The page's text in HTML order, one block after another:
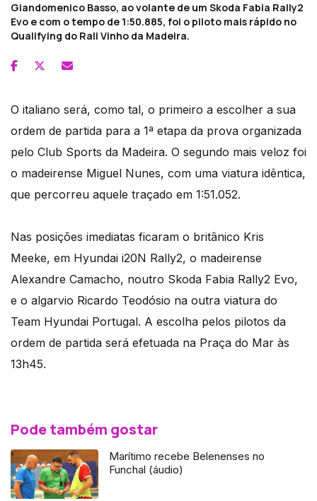
Giandomenico Basso, ao volante de um Skoda Fabia Rally2
Evo e com o tempo de 1:50.885, foi o piloto mais rápido no
Qualifying do Rali Vinho da Madeira.
O italiano será, como tal, o primeiro a escolher a sua
ordem de partida para a 1ª etapa da prova organizada
pelo Club Sports da Madeira. O segundo mais veloz foi
o madeirense Miguel Nunes, com uma viatura idêntica,
que percorreu aquele traçado em 1:51.052.
Nas posições imediatas ficaram o britânico Kris
Meeke, em Hyundai i20N Rally2, o madeirense
Alexandre Camacho, noutro Skoda Fabia Rally2 Evo,
e o algarvio Ricardo Teodósio na outra viatura do
Team Hyundai Portugal. A escolha pelos pilotos da
ordem de partida será efetuada na Praça do Mar às
13h45.
Pode também gostar
Marítimo recebe Belenenses no
Funchal (áudio)